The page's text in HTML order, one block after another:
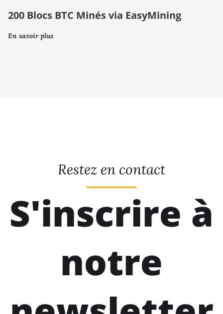
200 Blocs BTC Minés via EasyMining
En savoir plus
Restez en contact
S'inscrire à
notre